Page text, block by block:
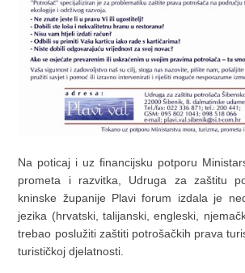
Na poticaj i uz financijsku potporu
prometa i razvitka, Udruga za zaštitu
kninske županije Plavi forum izdala je
jezika (hrvatski, talijanski, engleski,
trebao poslužiti zaštiti potrošačkih prava
turističkoj djelatnosti.